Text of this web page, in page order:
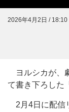
2026年4月2日 / 18:10
ヨルシカが、
て書き下ろした
2月4日に配信